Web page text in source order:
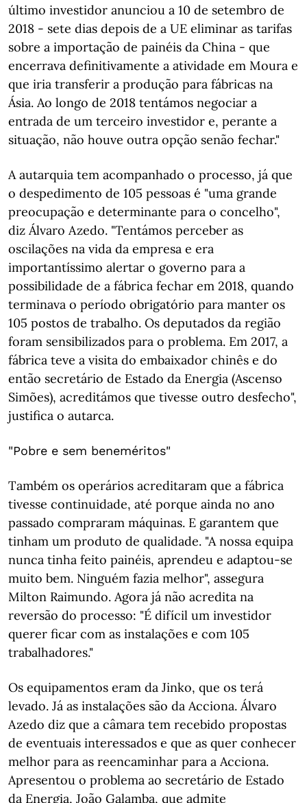
último investidor anunciou a 10 de setembro de
2018 - sete dias depois de a UE eliminar as tarifas
sobre a importação de painéis da China - que
encerrava definitivamente a atividade em Moura e
que iria transferir a produção para fábricas na
Ásia. Ao longo de 2018 tentámos negociar a
entrada de um terceiro investidor e, perante a
situação, não houve outra opção senão fechar."
A autarquia tem acompanhado o processo, já que
o despedimento de 105 pessoas é "uma grande
preocupação e determinante para o concelho",
diz Álvaro Azedo. "Tentámos perceber as
oscilações na vida da empresa e era
importantíssimo alertar o governo para a
possibilidade de a fábrica fechar em 2018, quando
terminava o período obrigatório para manter os
105 postos de trabalho. Os deputados da região
foram sensibilizados para o problema. Em 2017, a
fábrica teve a visita do embaixador chinês e do
então secretário de Estado da Energia (Ascenso
Simões), acreditámos que tivesse outro desfecho",
justifica o autarca.
"Pobre e sem beneméritos"
Também os operários acreditaram que a fábrica
tivesse continuidade, até porque ainda no ano
passado compraram máquinas. E garantem que
tinham um produto de qualidade. "A nossa equipa
nunca tinha feito painéis, aprendeu e adaptou-se
muito bem. Ninguém fazia melhor", assegura
Milton Raimundo. Agora já não acredita na
reversão do processo: "É difícil um investidor
querer ficar com as instalações e com 105
trabalhadores."
Os equipamentos eram da Jinko, que os terá
levado. Já as instalações são da Acciona. Álvaro
Azedo diz que a câmara tem recebido propostas
de eventuais interessados e que as quer conhecer
melhor para as reencaminhar para a Acciona.
Apresentou o problema ao secretário de Estado
da Energia, João Galamba, que admite